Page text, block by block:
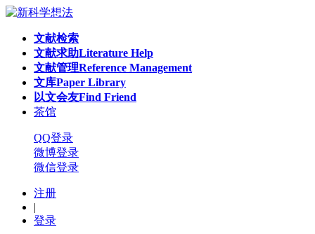
文献检索
文献求助Literature Help
文献管理Reference Management
文库Paper Library
以文会友Find Friend
茶馆
QQ登录
微博登录
微信登录
注册
|
登录